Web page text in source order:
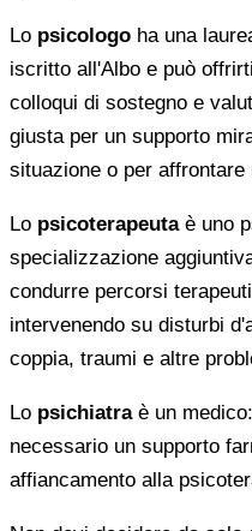
Lo psicologo ha una
iscritto all'Albo e può
colloqui di sostegno e
giusta per un supporto
situazione o per
Lo psicoterapeutaè uno
specializzazione
condurre percorsi
intervenendo su disturbi
coppia, traumi e altre
Lo psichiatraè un
necessario un supporto
affiancamento alla